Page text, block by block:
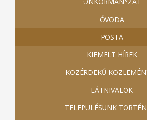
ÓVODA
POSTA
KIEMELT HÍREK
KÖZÉRDEKŰ
LÁTNIVALÓK
TELEPÜLÉSÜNK